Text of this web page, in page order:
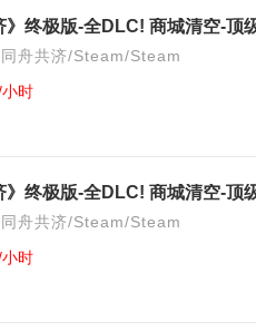
舟共济/Steam/Steam
时
舟共济/Steam/Steam
时